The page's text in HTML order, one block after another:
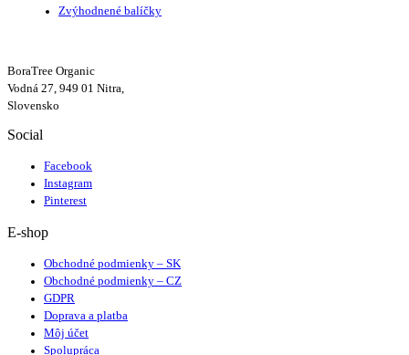
Zvýhodnené balíčky
BoraTree Organic
Vodná 27, 949 01 Nitra,
Slovensko
Social
Facebook
Instagram
Pinterest
E-shop
Obchodné podmienky – SK
Obchodné podmienky – CZ
GDPR
Doprava a platba
Môj účet
Spolupráca